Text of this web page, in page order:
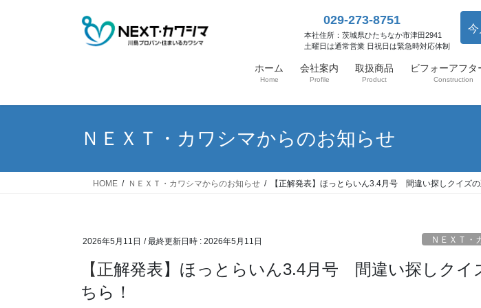
ス
ン
029-273-8751
本社住所：茨城県ひたちなか市津田2941
土曜日は通常営業 日祝日は緊急時対応体制
今
ホーム
Home
会社案内
Profile
取扱商品
Product
ビフォーアフタ
Construction
ＮＥＸＴ・カワシマからのお知らせ
HOME ＮＥＸＴ・カワシマからのお知らせ 【正解発表】ほっとらいん3.4月号 間違い探しクイズの
2026年5月11日 / 最終更新日時 : 2026年5月11日 ＮＥＸＴ・
【正解発表】ほっとらいん3.4月号 間違い探しクイズの正解はこ
ちら！